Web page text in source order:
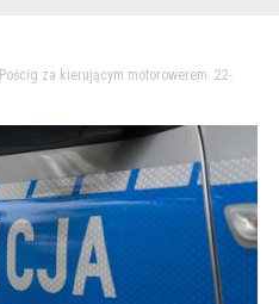
Pościg za kierującym motorowerem. 22-